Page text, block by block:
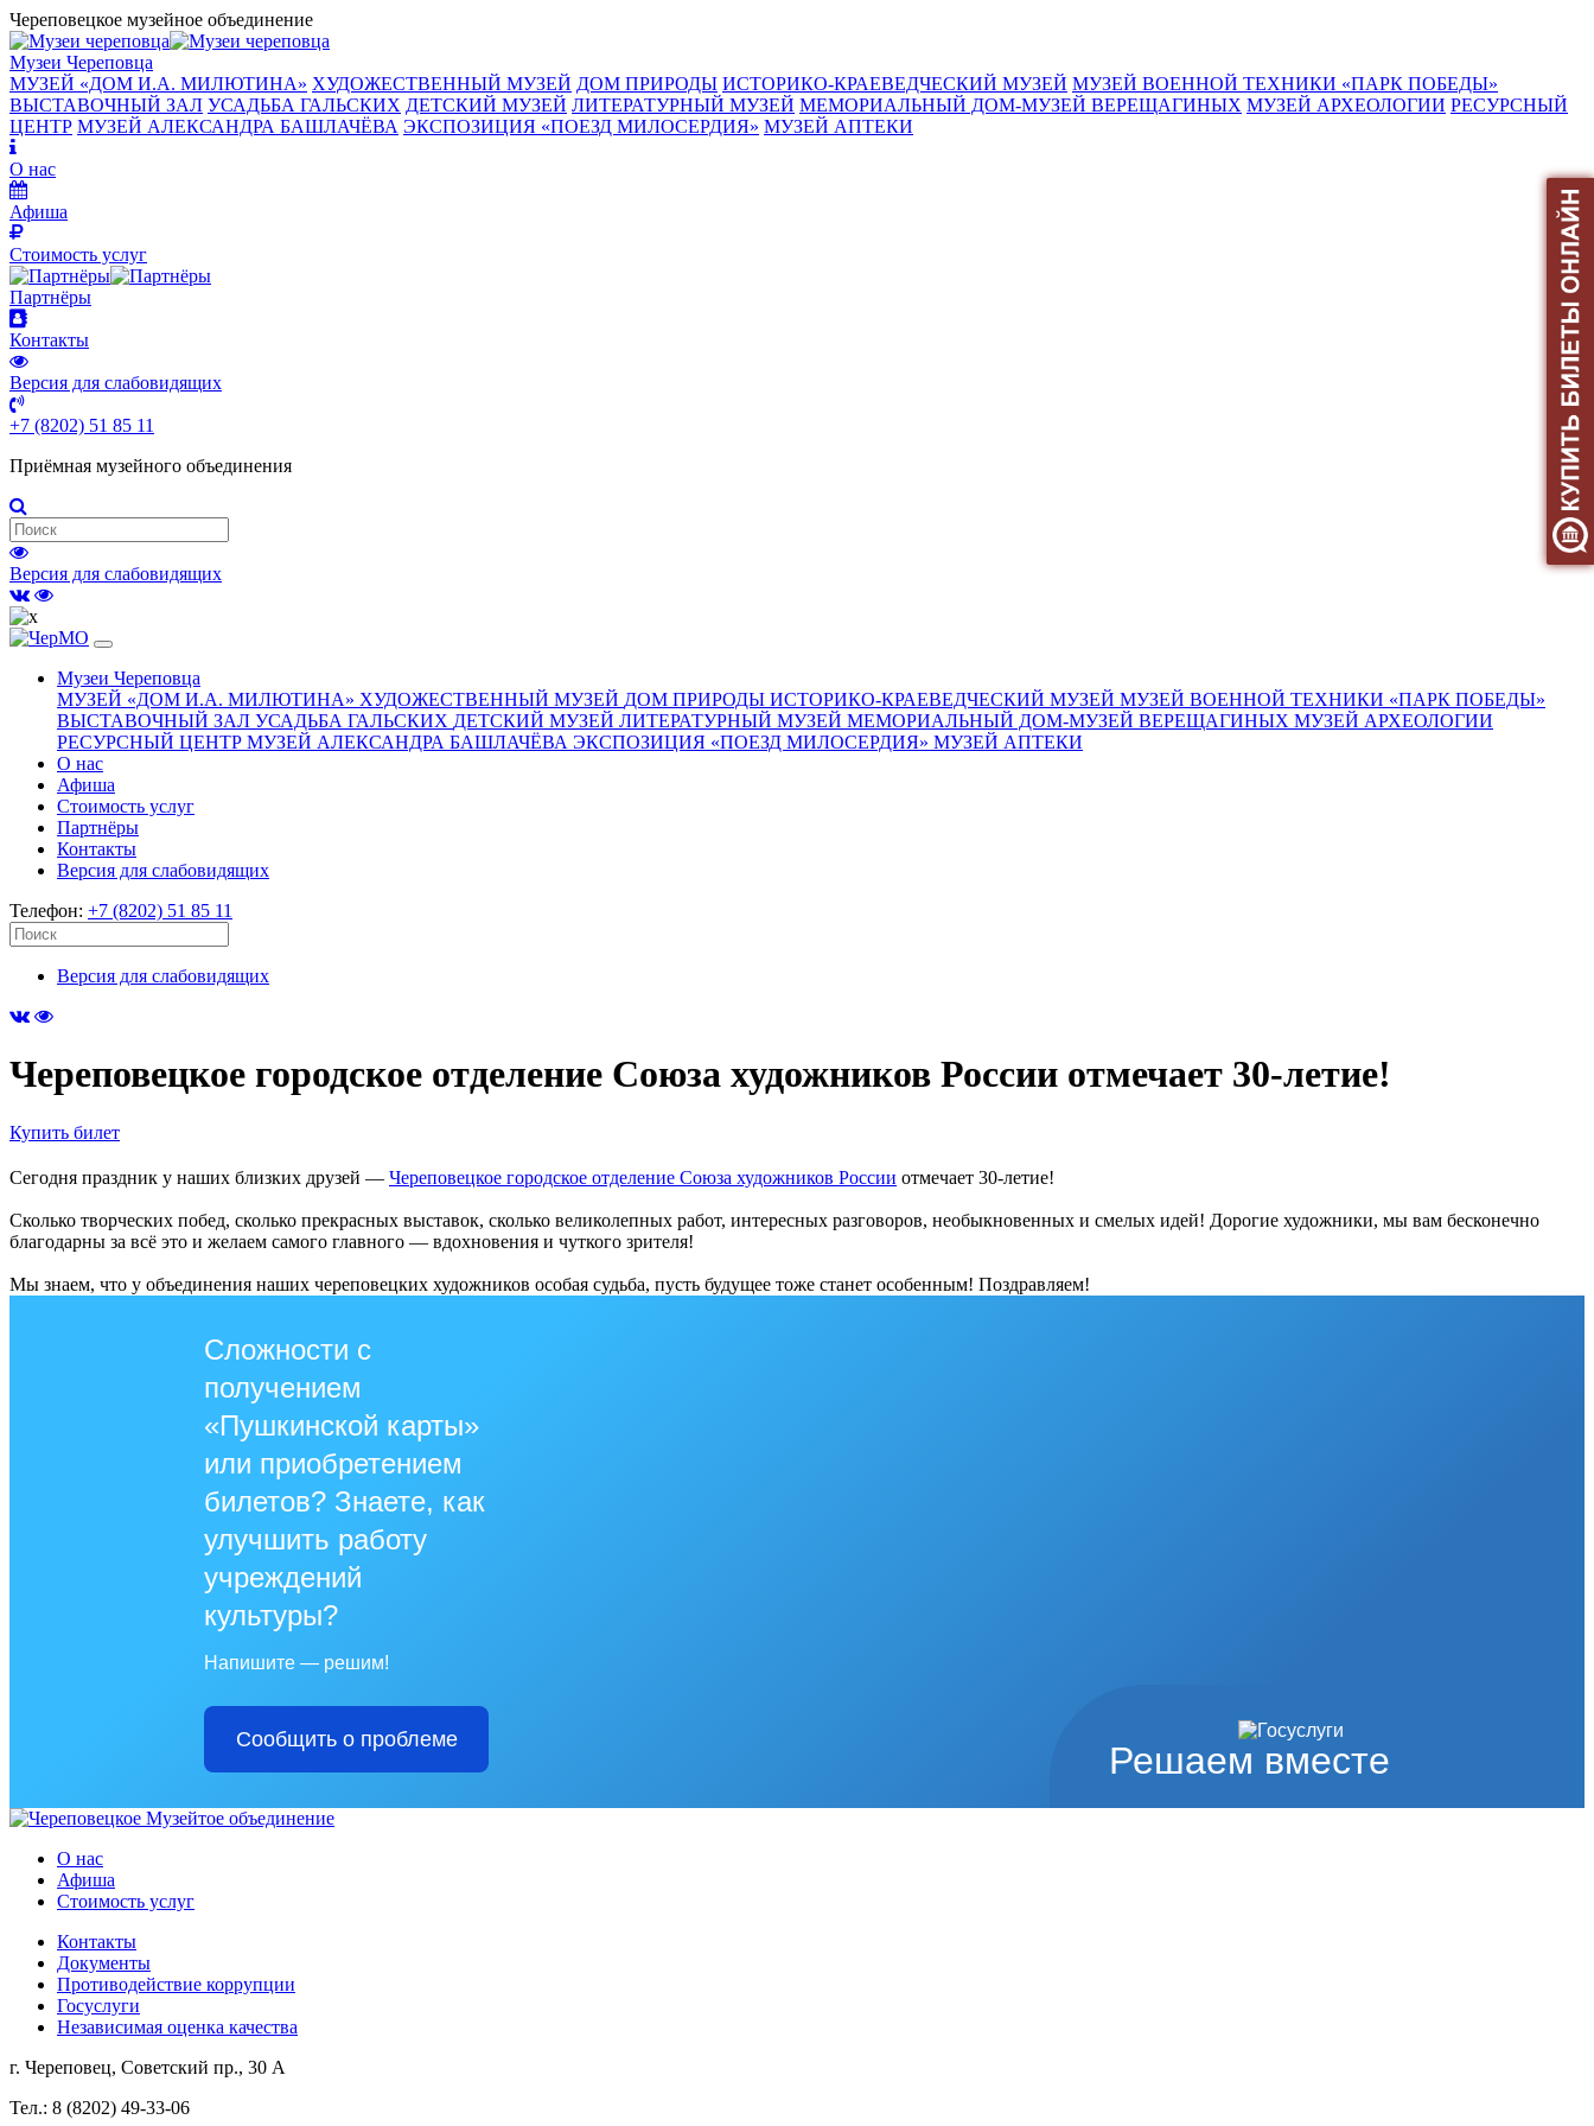
Череповецкое музейное объединение
Музеи Череповца
МУЗЕЙ «‎ДОМ И.А. МИЛЮТИНА» ХУДОЖЕСТВЕННЫЙ МУЗЕЙ ДОМ ПРИРОДЫ ИСТОРИКО-КРАЕВЕДЧЕСКИЙ МУЗЕЙ МУЗЕЙ ВОЕННОЙ ТЕХНИКИ «ПАРК ПОБЕДЫ»
ВЫСТАВОЧНЫЙ ЗАЛ УСАДЬБА ГАЛЬСКИХ ДЕТСКИЙ МУЗЕЙ ЛИТЕРАТУРНЫЙ МУЗЕЙ МЕМОРИАЛЬНЫЙ ДОМ-МУЗЕЙ ВЕРЕЩАГИНЫХ МУЗЕЙ АРХЕОЛОГИИ РЕСУРСНЫЙ
ЦЕНТР МУЗЕЙ АЛЕКСАНДРА БАШЛАЧЁВА ЭКСПОЗИЦИЯ «ПОЕЗД МИЛОСЕРДИЯ» МУЗЕЙ АПТЕКИ
О нас
Афиша
Стоимость услуг
Партнёры
Контакты
Версия для слабовидящих
+7 (8202) 51 85 11
Приёмная музейного объединения
Версия для слабовидящих
Музеи Череповца
МУЗЕЙ «‎ДОМ И.А. МИЛЮТИНА» ХУДОЖЕСТВЕННЫЙ МУЗЕЙ ДОМ ПРИРОДЫ ИСТОРИКО-КРАЕВЕДЧЕСКИЙ МУЗЕЙ МУЗЕЙ ВОЕННОЙ ТЕХНИКИ «ПАРК ПОБЕДЫ»
ВЫСТАВОЧНЫЙ ЗАЛ УСАДЬБА ГАЛЬСКИХ ДЕТСКИЙ МУЗЕЙ ЛИТЕРАТУРНЫЙ МУЗЕЙ МЕМОРИАЛЬНЫЙ ДОМ-МУЗЕЙ ВЕРЕЩАГИНЫХ МУЗЕЙ АРХЕОЛОГИИ
РЕСУРСНЫЙ ЦЕНТР МУЗЕЙ АЛЕКСАНДРА БАШЛАЧЁВА ЭКСПОЗИЦИЯ «ПОЕЗД МИЛОСЕРДИЯ» МУЗЕЙ АПТЕКИ
О нас
Афиша
Стоимость услуг
Партнёры
Контакты
Версия для слабовидящих
Телефон: +7 (8202) 51 85 11
Версия для слабовидящих
Череповецкое городское отделение Союза художников России отмечает 30-летие!
Купить билет
Сегодня праздник у наших близких друзей — Череповецкое городское отделение Союза художников России отмечает 30-летие!
Сколько творческих побед, сколько прекрасных выставок, сколько великолепных работ, интересных разговоров, необыкновенных и смелых идей! Дорогие художники, мы вам бесконечно
благодарны за всё это и желаем самого главного — вдохновения и чуткого зрителя!
Мы знаем, что у объединения наших череповецких художников особая судьба, пусть будущее тоже станет особенным! Поздравляем!
Решаем вместе
Сложности с
получением
«Пушкинской карты»
или приобретением
билетов? Знаете, как
улучшить работу
учреждений
культуры?
Напишите — решим!
Сообщить о проблеме
О нас
Афиша
Стоимость услуг
Контакты
Документы
Противодействие коррупции
Госуслуги
Независимая оценка качества
г. Череповец, Советский пр., 30 А
Тел.: 8 (8202) 49-33-06